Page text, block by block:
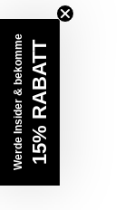
Werde Insider & bekomme15% RABATT